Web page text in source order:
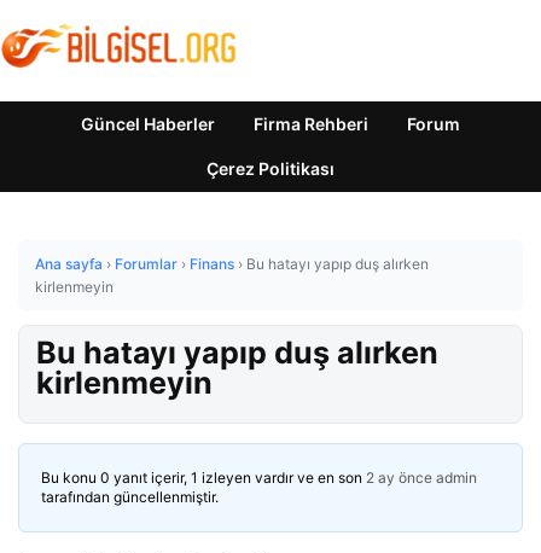
Güncel Haberler Firma Rehberi Forum
Çerez Politikası
Ana sayfa › Forumlar › Finans › Bu hatayı yapıp duş alırken
kirlenmeyin
Bu hatayı yapıp duş alırken
kirlenmeyin
Bu konu 0 yanıt içerir, 1 izleyen vardır ve en son 2 ay önce admin
tarafından güncellenmiştir.